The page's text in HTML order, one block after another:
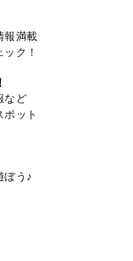
報満載
ク！
など
ット
ぼう♪